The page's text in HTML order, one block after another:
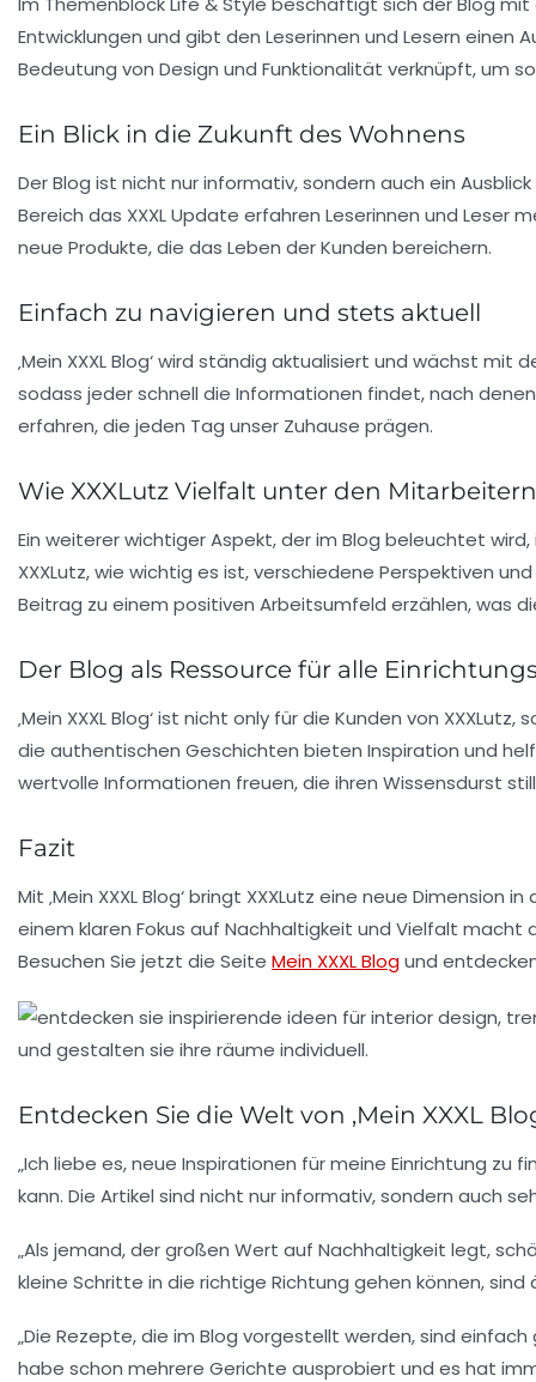
Entwicklungen und gibt den Leserinnen und Lesern einen
Bedeutung von Design und Funktionalität verknüpft, um
Ein Blick in die Zukunft des Wohnens
Der Blog ist nicht nur informativ, sondern auch ein
Bereich das XXXL Update erfahren Leserinnen und Leser
neue Produkte, die das Leben der Kunden bereichern.
Einfach zu navigieren und stets aktuell
‚Mein XXXL Blog‘ wird ständig aktualisiert und wächst
sodass jeder schnell die Informationen findet, nach
erfahren, die jeden Tag unser Zuhause prägen.
Wie XXXLutz Vielfalt unter den
Ein weiterer wichtiger Aspekt, der im Blog beleuchtet
XXXLutz, wie wichtig es ist, verschiedene Perspektiven
Beitrag zu einem positiven Arbeitsumfeld erzählen, was
Der Blog als Ressource für alle
‚Mein XXXL Blog‘ ist nicht only für die Kunden von
die authentischen Geschichten bieten Inspiration und
wertvolle Informationen freuen, die ihren Wissensdurst
Fazit
Mit ‚Mein XXXL Blog‘ bringt XXXLutz eine neue
einem klaren Fokus auf Nachhaltigkeit und Vielfalt macht
Besuchen Sie jetzt die Seite Mein XXXL Blogund
Entdecken Sie die Welt von ‚Mein XXXL
„Ich liebe es, neue Inspirationen für meine Einrichtung zu
kann. Die Artikel sind nicht nur informativ, sondern auch
„Als jemand, der großen Wert auf Nachhaltigkeit legt,
kleine Schritte in die richtige Richtung gehen können, sind
„Die Rezepte, die im Blog vorgestellt werden, sind
habe schon mehrere Gerichte ausprobiert und es hat